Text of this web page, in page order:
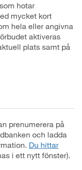
hotar
mycket kort
hela eller angivna
aktiveras
plats samt på
prenumerera på
och ladda
Du hittar
i ett nytt fönster).